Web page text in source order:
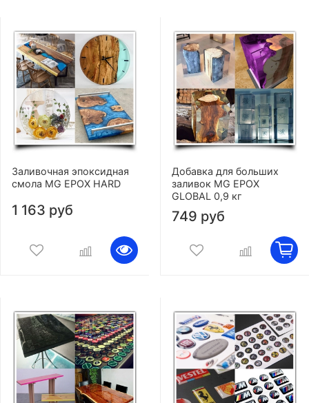
Заливочная эпоксидная
смола MG EPOX HARD
1 163 руб
Добавка для больших
заливок MG EPOX
GLOBAL 0,9 кг
749 руб